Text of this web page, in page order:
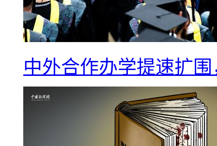
中外合作办学提速扩